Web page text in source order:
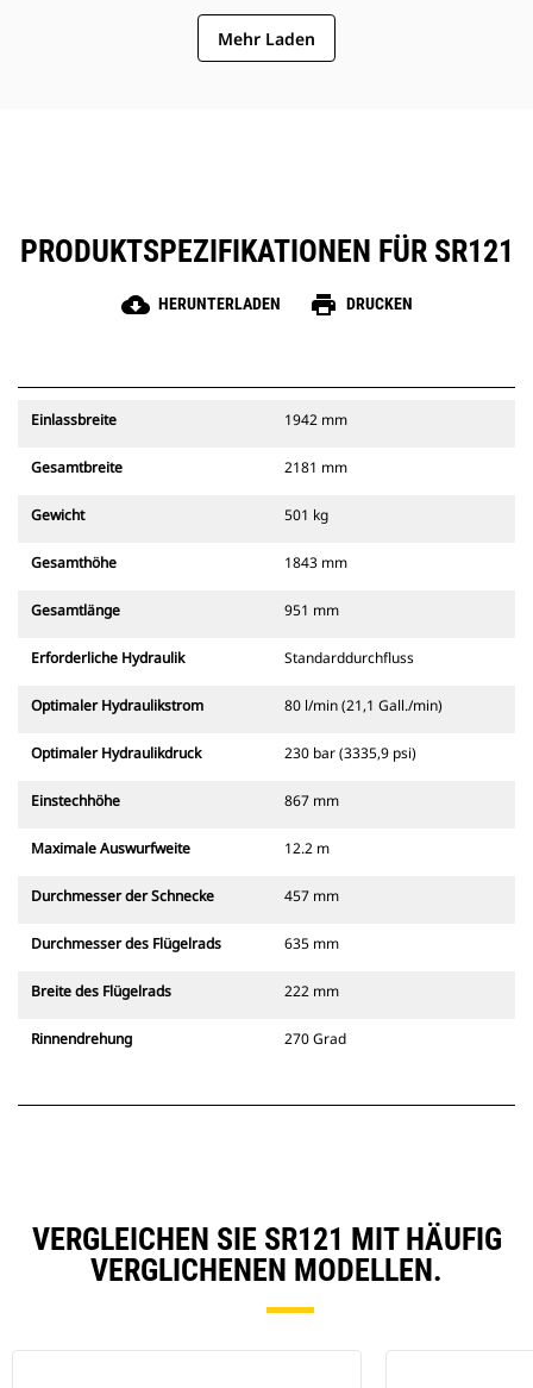
Mehr Laden
PRODUKTSPEZIFIKATIONEN FÜR SR121
cloud_download HERUNTERLADEN print DRUCKEN
Einlassbreite 1942 mm
Gesamtbreite 2181 mm
Gewicht 501 kg
Gesamthöhe 1843 mm
Gesamtlänge 951 mm
Erforderliche Hydraulik Standarddurchfluss
Optimaler Hydraulikstrom 80 l/min (21,1 Gall./min)
Optimaler Hydraulikdruck 230 bar (3335,9 psi)
Einstechhöhe 867 mm
Maximale Auswurfweite 12.2 m
Durchmesser der Schnecke 457 mm
Durchmesser des Flügelrads 635 mm
Breite des Flügelrads 222 mm
Rinnendrehung 270 Grad
VERGLEICHEN SIE SR121 MIT HÄUFIG
VERGLICHENEN MODELLEN.